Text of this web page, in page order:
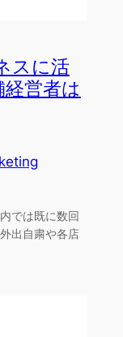
スに活
営者は
では既に数回
出自粛や各店